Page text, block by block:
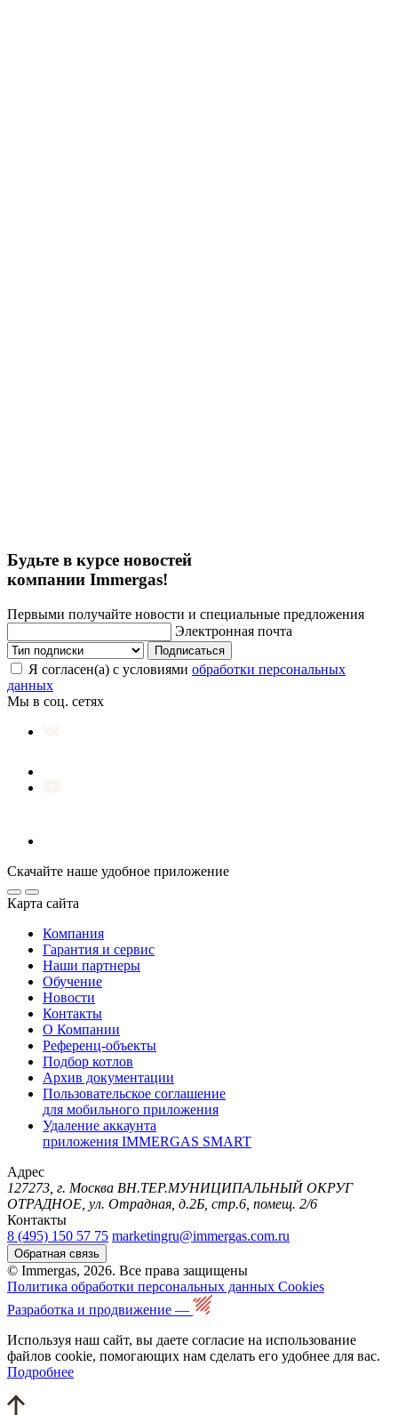
Будьте в курсе новостей
компании Immergas!
Первыми получайте новости и специальные предложения
Электронная почта
Подписаться
Я согласен(а) с условиями обработки персональных
данных
Мы в соц. сетях
Скачайте наше удобное приложение
Карта сайта
Компания
Гарантия и сервис
Наши партнеры
Обучение
Новости
Контакты
О Компании
Референц-объекты
Подбор котлов
Архив документации
Пользовательское соглашение
для мобильного приложения
Удаление аккаунта
приложения IMMERGAS SMART
Адрес
127273, г. Москва ВН.ТЕР.МУНИЦИПАЛЬНЫЙ ОКРУГ
ОТРАДНОЕ, ул. Отрадная, д.2Б, стр.6, помещ. 2/6
Контакты
8 (495) 150 57 75 marketingru@immergas.com.ru
Обратная связь
© Immergas, 2026. Все права защищены
Политика обработки персональных данных Cookies
Разработка и продвижение —
Используя наш сайт, вы даете согласие на использование
файлов cookie, помогающих нам сделать его удобнее для вас.
Подробнее